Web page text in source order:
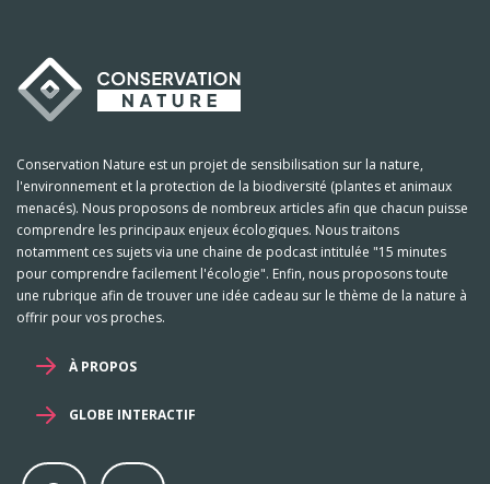
Conservation Nature est un projet de sensibilisation sur la nature,
l'environnement et la protection de la biodiversité (plantes et animaux
menacés). Nous proposons de nombreux articles afin que chacun puisse
comprendre les principaux enjeux écologiques. Nous traitons
notamment ces sujets via une chaine de podcast intitulée "15 minutes
pour comprendre facilement l'écologie". Enfin, nous proposons toute
une rubrique afin de trouver une idée cadeau sur le thème de la nature à
offrir pour vos proches.
À PROPOS
GLOBE INTERACTIF